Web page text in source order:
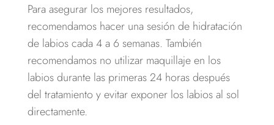
Para asegurar los mejores resultados,
recomendamos hacer una sesión de hidratación
de labios cada 4 a 6 semanas. También
recomendamos no utilizar maquillaje en los
labios durante las primeras 24 horas después
del tratamiento y evitar exponer los labios al sol
directamente.